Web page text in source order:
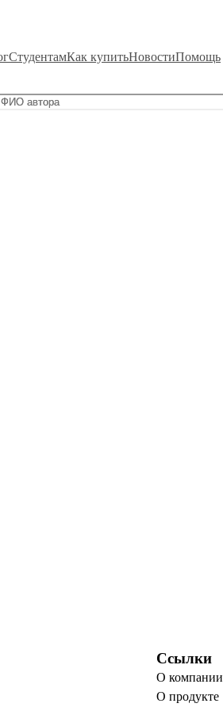
СтудентамКак купитьНовостиПомощь
Ссылки
О компании
О продукте